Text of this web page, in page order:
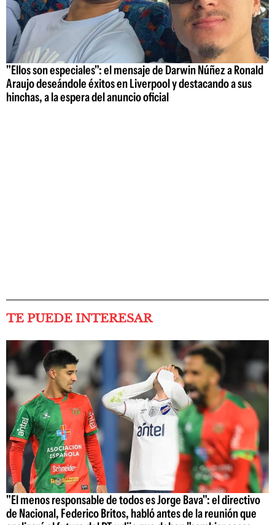
"Ellos son especiales": el mensaje de Darwin Núñez a Ronald
Araujo deseándole éxitos en Liverpool y destacando a sus
hinchas, a la espera del anuncio oficial
TE PUEDE INTERESAR
"El menos responsable de todos es Jorge Bava": el directivo
de Nacional, Federico Britos, habló antes de la reunión que